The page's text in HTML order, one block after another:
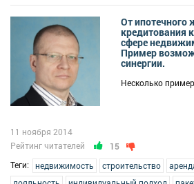
От ипотечного
кредитования
сфере
Пример
синергии.
Несколько
Рейтинг читателей 15
11 ноября 2014
Теги: недвижимость строительство